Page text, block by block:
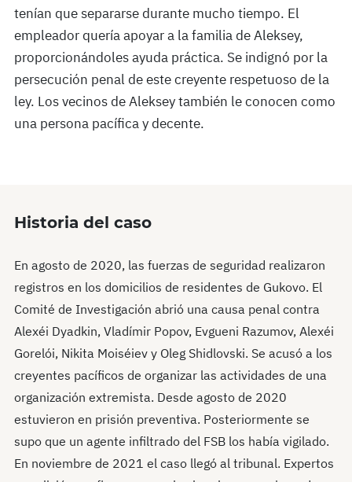
tenían que separarse durante mucho tiempo. El
empleador quería apoyar a la familia de Aleksey,
proporcionándoles ayuda práctica. Se indignó por la
persecución penal de este creyente respetuoso de la
ley. Los vecinos de Aleksey también le conocen como
una persona pacífica y decente.
Historia del caso
En agosto de 2020, las fuerzas de seguridad realizaron
registros en los domicilios de residentes de Gukovo. El
Comité de Investigación abrió una causa penal contra
Alexéi Dyadkin, Vladímir Popov, Evgueni Razumov, Alexéi
Gorelói, Nikita Moiséiev y Oleg Shidlovski. Se acusó a los
creyentes pacíficos de organizar las actividades de una
organización extremista. Desde agosto de 2020
estuvieron en prisión preventiva. Posteriormente se
supo que un agente infiltrado del FSB los había vigilado.
En noviembre de 2021 el caso llegó al tribunal. Expertos